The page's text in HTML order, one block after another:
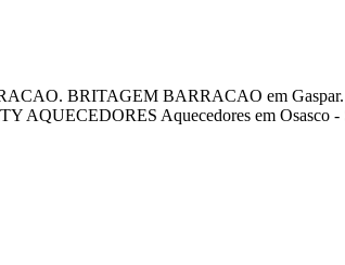
BRITAGEM BARRACAO em
AQUECEDORES Aquecedores em